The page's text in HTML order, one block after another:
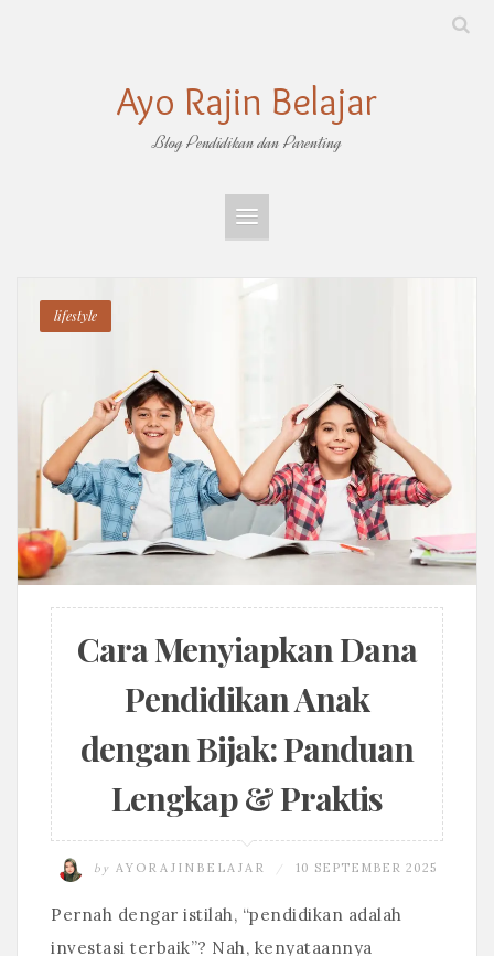
Ayo Rajin Belajar
Blog Pendidikan dan Parenting
lifestyle
Cara Menyiapkan Dana
Pendidikan Anak
dengan Bijak: Panduan
Lengkap & Praktis
by AYORAJINBELAJAR 10 SEPTEMBER 2025
Pernah dengar istilah, “pendidikan adalah
investasi terbaik”? Nah, kenyataannya